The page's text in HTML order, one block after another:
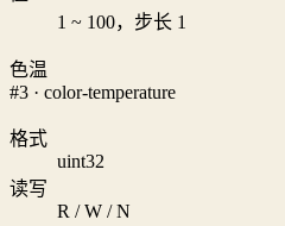
1 ~ 100，步长 1
色温
#3 · color-temperature
格式
uint32
读写
R / W / N